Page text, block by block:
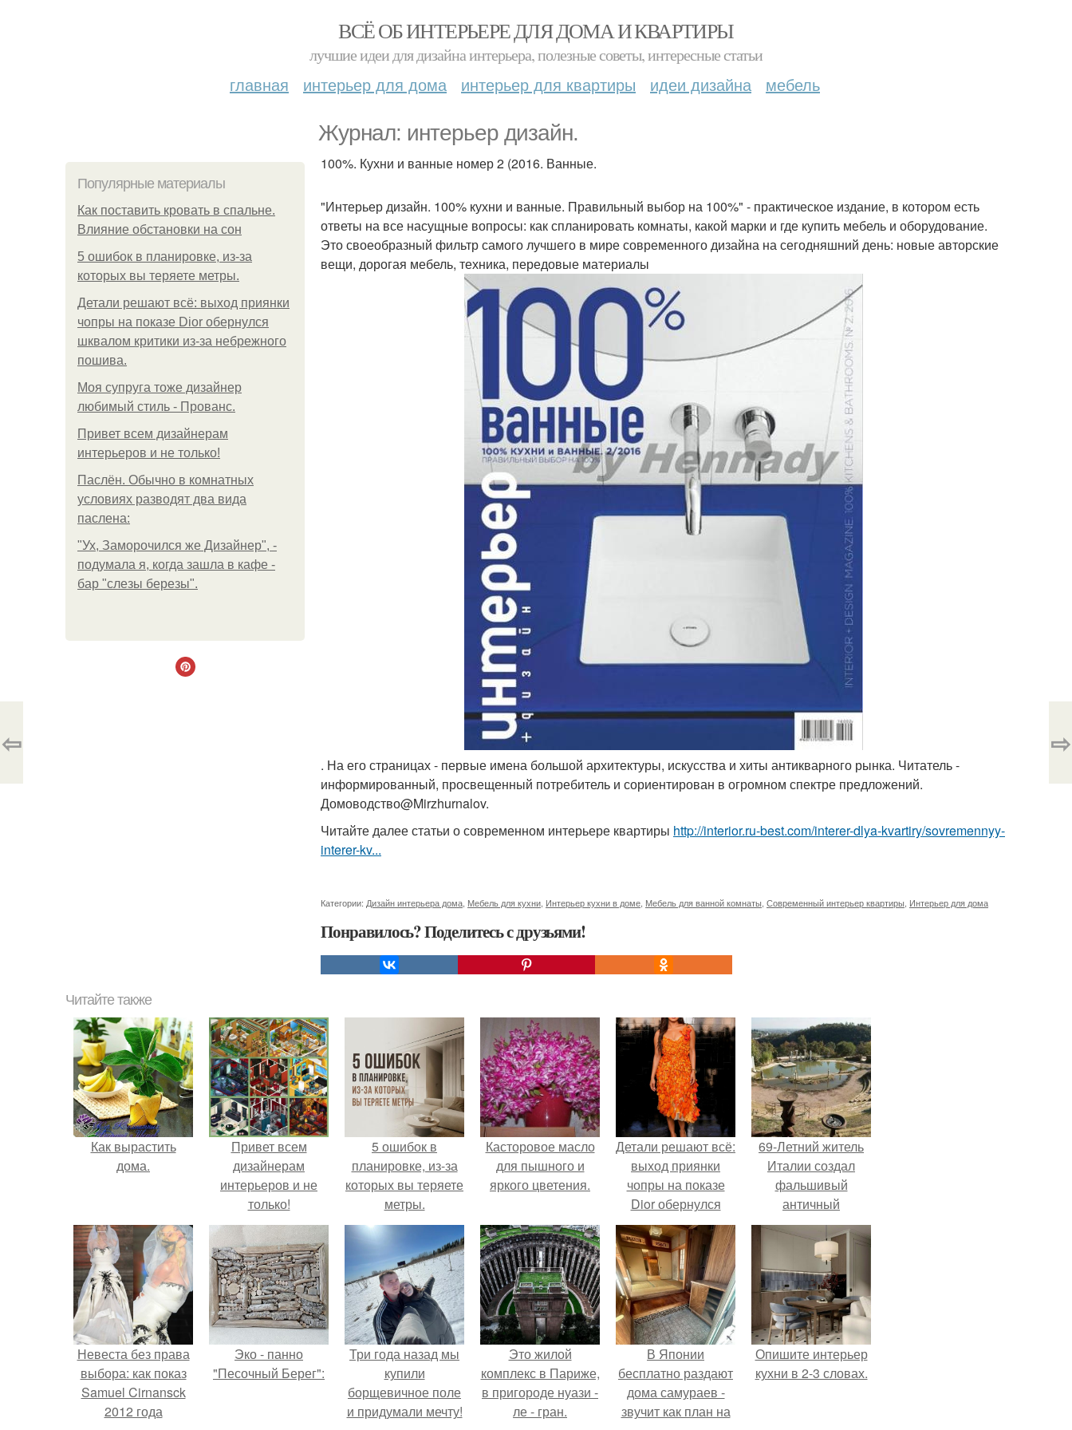
ВСЁ ОБ ИНТЕРЬЕРЕ ДЛЯ ДОМА И КВАРТИРЫ
лучшие идеи для дизайна интерьера, полезные советы, интересные статьи
главная интерьер для дома интерьер для квартиры идеи дизайна мебель
Журнал: интерьер дизайн.
Популярные материалы
Как поставить кровать в спальне.
Влияние обстановки на сон
5 ошибок в планировке, из-за
которых вы теряете метры.
Детали решают всё: выход приянки
чопры на показе Dior обернулся
шквалом критики из-за небрежного
пошива.
Моя супруга тоже дизайнер
любимый стиль - Прованс.
Привет всем дизайнерам
интерьеров и не только!
Паслён. Обычно в комнатных
условиях разводят два вида
паслена:
"Ух, Заморочился же Дизайнер", -
подумала я, когда зашла в кафе -
бар "слезы березы".
100%. Кухни и ванные номер 2 (2016. Ванные.
"Интерьер дизайн. 100% кухни и ванные. Правильный выбор на 100%" - практическое издание, в котором есть
ответы на все насущные вопросы: как спланировать комнаты, какой марки и где купить мебель и оборудование.
Это своеобразный фильтр самого лучшего в мире современного дизайна на сегодняшний день: новые авторские
вещи, дорогая мебель, техника, передовые материалы
. На его страницах - первые имена большой архитектуры, искусства и хиты антикварного рынка. Читатель -
информированный, просвещенный потребитель и сориентирован в огромном спектре предложений.
Домоводство@Mirzhurnalov.
Читайте далее статьи о современном интерьере квартиры http://interior.ru-best.com/interer-dlya-kvartiry/sovremennyy-
interer-kv...
Категории: Дизайн интерьера дома Мебель для кухни Интерьер кухни в доме Мебель для ванной комнаты Современный интерьер квартиры Интерьер для дома
Понравилось? Поделитесь с друзьями!
⇦ ⇨
Читайте также
Как вырастить
дома.
Привет всем
дизайнерам
интерьеров и не
только!
5 ошибок в
планировке, из-за
которых вы теряете
метры.
Касторовое масло
для пышного и
яркого цветения.
Детали решают всё:
выход приянки
чопры на показе
Dior обернулся
шквалом критики
из-за небрежного
пошива.
69-Летний житель
Италии создал
фальшивый
античный
амфитеатр и
долгое время
успешно выдавал
его за настоящее
историческое
наследие.
Невеста без права
выбора: как показ
Samuel Cirnansck
2012 года
Эко - панно
"Песочный Берег":
Три года назад мы
купили
борщевичное поле
и придумали мечту!
Это жилой
комплекс в Париже,
в пригороде нуази -
ле - гран.
В Японии
бесплатно раздают
дома самураев -
звучит как план на
Опишите интерьер
кухни в 2-3 словах.